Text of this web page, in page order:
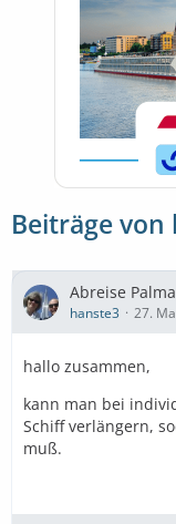
Beiträge von
Abreise
hanste3 27.
hallo zusammen,
kann man bei
Schiff verlängern,
muß.